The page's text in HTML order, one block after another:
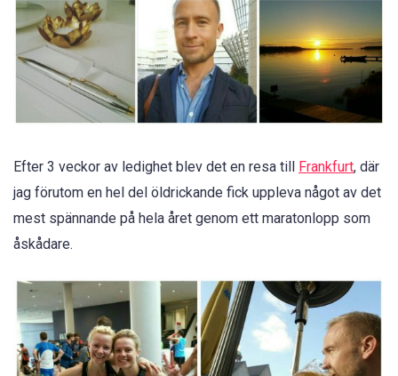
Efter 3 veckor av ledighet blev det en resa till Frankfurt, där
jag förutom en hel del öldrickande fick uppleva något av det
mest spännande på hela året genom ett maratonlopp som
åskådare.